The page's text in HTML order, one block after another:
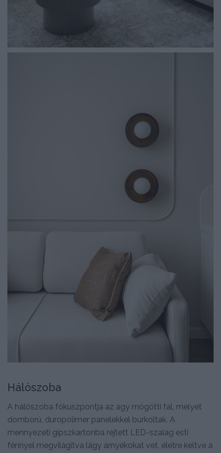
Hálószoba
A hálószoba fókuszpontja az ágy mögötti fal, melyet
domború, duropolimer panelekkel burkoltak. A
mennyezeti gipszkartonba rejtett LED-szalag esti
fénnyel megvilágítva lágy árnyékokat vet, életre keltve a